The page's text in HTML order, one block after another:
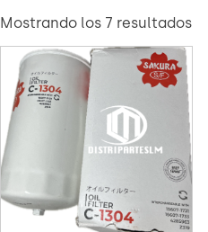
Mostrando los 7 resultados